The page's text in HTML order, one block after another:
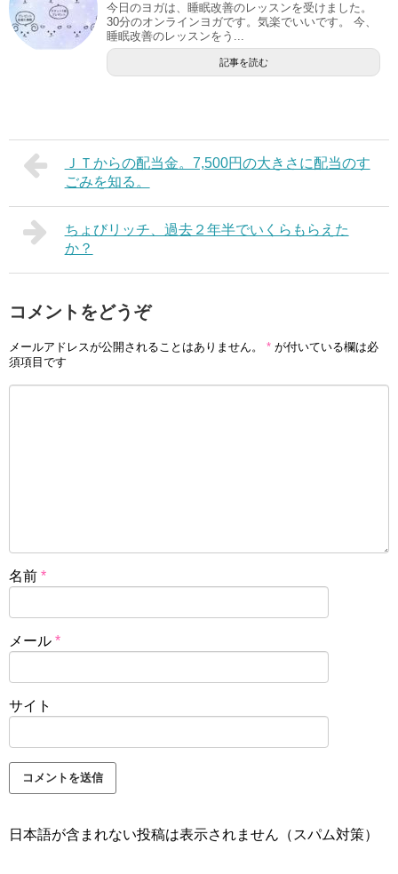
今日のヨガは、睡眠改善のレッスンを受けました。
30分のオンラインヨガです。気楽でいいです。 今、
睡眠改善のレッスンをう...
記事を読む
ＪＴからの配当金。7,500円の大きさに配当のす
ごみを知る。
ちょびリッチ、過去２年半でいくらもらえた
か？
コメントをどうぞ
メールアドレスが公開されることはありません。 * が付いている欄は必
須項目です
名前 *
メール *
サイト
日本語が含まれない投稿は表示されません（スパム対策）